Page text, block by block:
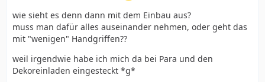
wie sieht es denn dann mit dem Einbau aus?
muss man dafür alles auseinander nehmen, oder geht das
mit "wenigen" Handgriffen??
weil irgendwie habe ich mich da bei Para und den
Dekoreinladen eingesteckt *g*